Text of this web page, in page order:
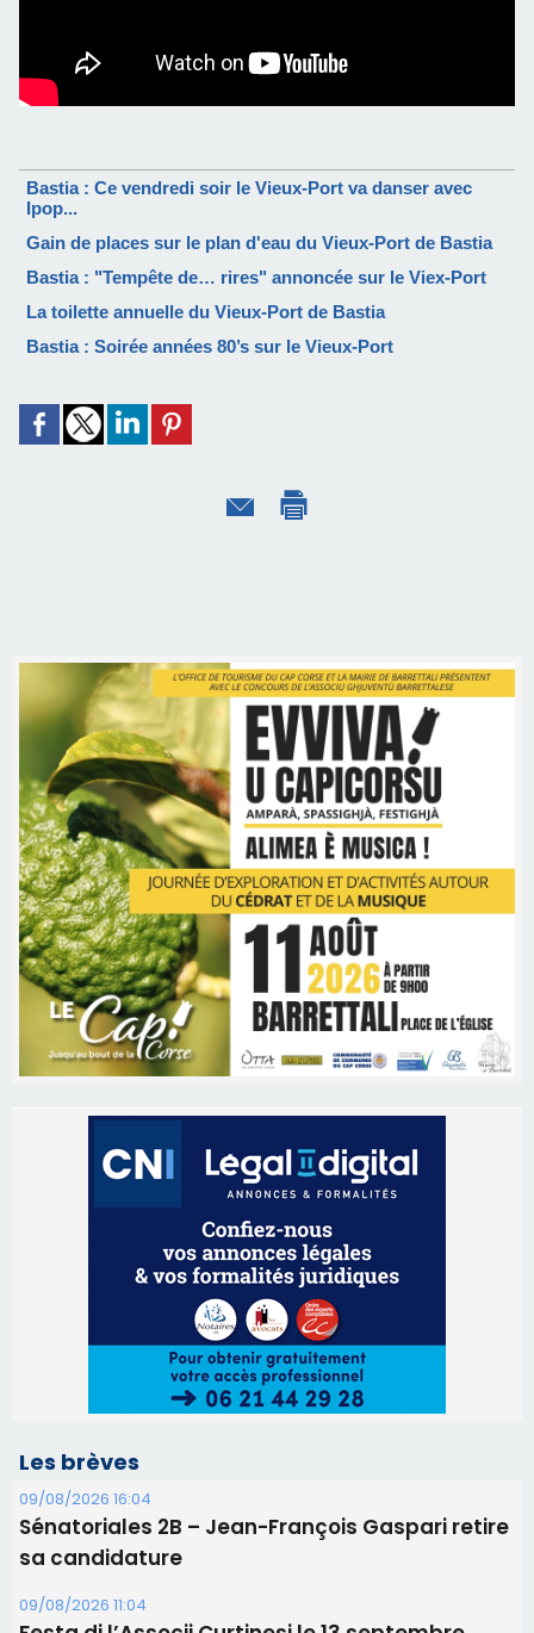
Bastia : Ce vendredi soir le Vieux-Port va danser avec
Ipop...
Gain de places sur le plan d'eau du Vieux-Port de Bastia
Bastia : "Tempête de… rires" annoncée sur le Viex-Port
La toilette annuelle du Vieux-Port de Bastia
Bastia : Soirée années 80’s sur le Vieux-Port
Les brèves
09/08/2026 16:04
Sénatoriales 2B – Jean-François Gaspari retire
sa candidature
09/08/2026 11:04